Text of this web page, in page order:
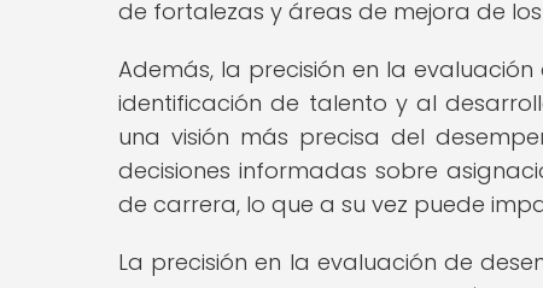
de fortalezas y áreas de mejora de
Además, la precisión en la
identificación de talento y al
una visión más precisa del
decisiones informadas sobre
de carrera, lo que a su vez puede
La precisión en la evaluación de